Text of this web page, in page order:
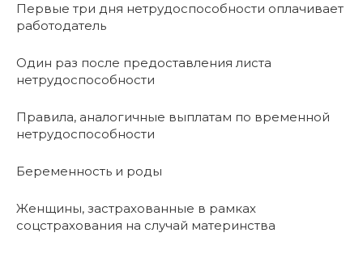
Первые три дня нетрудоспособности оплачивает
работодатель
Один раз после предоставления листа
нетрудоспособности
Правила, аналогичные выплатам по временной
нетрудоспособности
Беременность и роды
Женщины, застрахованные в рамках
соцстрахования на случай материнства